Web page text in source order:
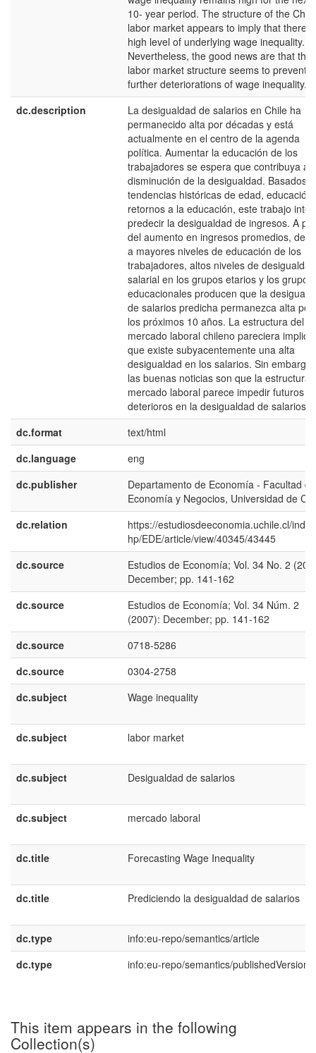
10- year period. The structure of the
labor market appears to imply that there
high level of underlying wage inequality.
Nevertheless, the good news are that the
labor market structure seems to prevent
further deteriorations of wage inequality.
dc.description
La desigualdad de salarios en Chile ha
permanecido alta por décadas y está
actualmente en el centro de la agenda
política. Aumentar la educación de los
trabajadores se espera que contribuya a
disminución de la desigualdad. Basados
tendencias históricas de edad, educación
retornos a la educación, este trabajo
predecir la desigualdad de ingresos. A
del aumento en ingresos promedios,
a mayores niveles de educación de los
trabajadores, altos niveles de desigualdad
salarial en los grupos etarios y los grupos
educacionales producen que la
de salarios predicha permanezca alta por
los próximos 10 años. La estructura del
mercado laboral chileno pareciera
que existe subyacentemente una alta
desigualdad en los salarios. Sin embargo,
las buenas noticias son que la estructura
mercado laboral parece impedir futuros
deterioros en la desigualdad de salarios.
dc.format
text/html
dc.language
eng
dc.publisher
Departamento de Economía - Facultad de
Economía y Negocios, Universidad de
dc.relation
https://estudiosdeeconomia.uchile.cl/
hp/EDE/article/view/40345/43445
dc.source
Estudios de Economía; Vol. 34 No. 2
December; pp. 141-162
dc.source
Estudios de Economía; Vol. 34 Núm. 2
(2007): December; pp. 141-162
dc.source
0718-5286
dc.source
0304-2758
dc.subject
Wage inequality
dc.subject labor market
dc.subject Desigualdad de salarios
dc.subject mercado laboral
dc.title Forecasting Wage Inequality
dc.title Prediciendo la desigualdad de salarios
dc.type
info:eu-repo/semantics/article
dc.type
info:eu-repo/semantics/publishedVersion
This item appears in the following
Collection(s)